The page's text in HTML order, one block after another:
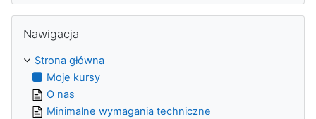
Nawigacja
Strona główna
Moje kursy
O nas
Minimalne wymagania techniczne